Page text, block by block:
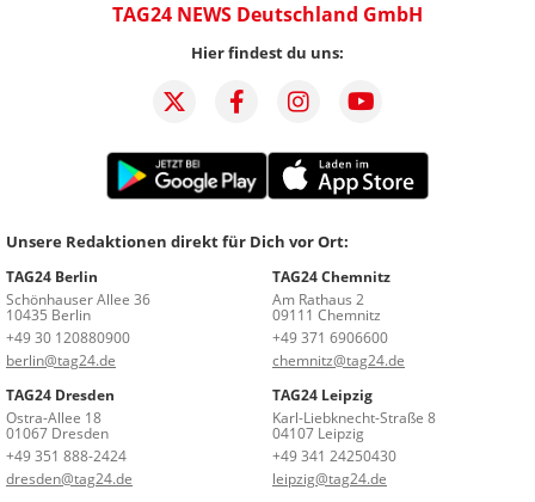
TAG24 NEWS Deutschland GmbH
Hier findest du uns:
Unsere Redaktionen direkt für Dich vor Ort:
TAG24 Berlin
Schönhauser Allee 36
10435 Berlin
+49 30 120880900
berlin@tag24.de
TAG24 Chemnitz
Am Rathaus 2
09111 Chemnitz
+49 371 6906600
chemnitz@tag24.de
TAG24 Dresden
Ostra-Allee 18
01067 Dresden
+49 351 888-2424
dresden@tag24.de
TAG24 Leipzig
Karl-Liebknecht-Straße 8
04107 Leipzig
+49 341 24250430
leipzig@tag24.de